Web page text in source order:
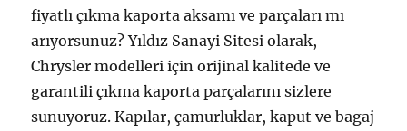
fiyatlı çıkma kaporta aksamı ve parçaları mı
arıyorsunuz? Yıldız Sanayi Sitesi olarak,
Chrysler modelleri için orijinal kalitede ve
garantili çıkma kaporta parçalarını sizlere
sunuyoruz. Kapılar, çamurluklar, kaput ve bagaj